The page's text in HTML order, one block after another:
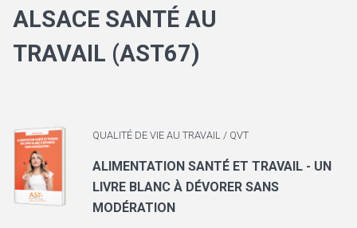
ALSACE SANTÉ AU
TRAVAIL (AST67)
QUALITÉ DE VIE AU TRAVAIL / QVT
ALIMENTATION SANTÉ ET TRAVAIL - UN
LIVRE BLANC À DÉVORER SANS
MODÉRATION